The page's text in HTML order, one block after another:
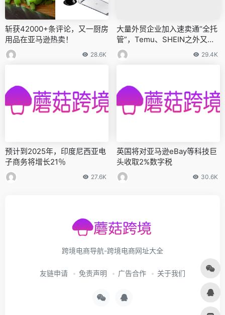
斩获42000+条评论，又一厨房
用品在亚马逊热卖！
28.6K
大量外贸企业加入速卖通“全托
管”，Temu、SHEIN之外又有
了新选择？
29.4K
预计到2025年，印度尼西亚电
子商务将增长21％
27.6K
英国将对亚马逊eBay等科技巨
头收取2%数字税
30.6K
跨境电商导航-跨境电商网址大全
友链申请 免责声明 广告合作 关于我们